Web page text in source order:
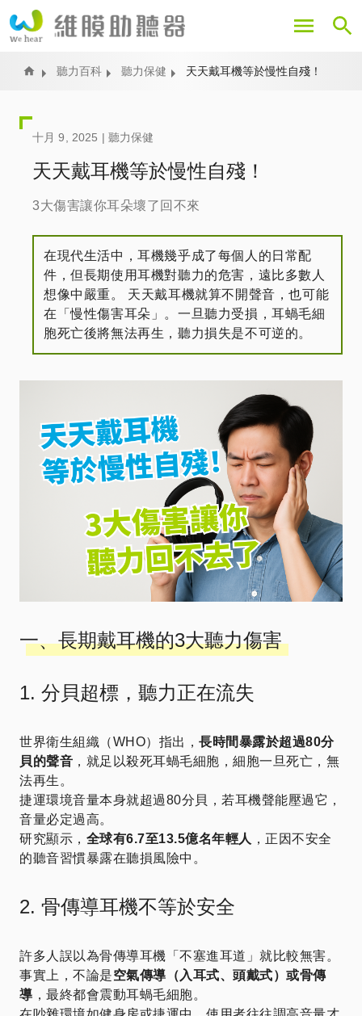
至
內
Home 聽力百科 聽力保健 天天戴耳機等於慢性自殘！
十月 9, 2025 | 聽力保健
天天戴耳機等於慢性自殘！
3大傷害讓你耳朵壞了回不來
在現代生活中，耳機幾乎成了每個人的日常配
件，但長期使用耳機對聽力的危害，遠比多數人
想像中嚴重。 天天戴耳機就算不開聲音，也可能
在「慢性傷害耳朵」。一旦聽力受損，耳蝸毛細
胞死亡後將無法再生，聽力損失是不可逆的。
一、長期戴耳機的3大聽力傷害
1. 分貝超標，聽力正在流失
世界衛生組織（WHO）指出， 長時間暴露於超過80分
貝的聲音 ，就足以殺死耳蝸毛細胞，細胞一旦死亡，無
法再生。
捷運環境音量本身就超過80分貝，若耳機聲能壓過它，
音量必定過高。
研究顯示， 全球有6.7至13.5億名年輕人 ，正因不安全
的聽音習慣暴露在聽損風險中。
2. 骨傳導耳機不等於安全
許多人誤以為骨傳導耳機「不塞進耳道」就比較無害。
事實上，不論是空氣傳導（入耳式、頭戴式） 或骨傳
導 ，最終都會震動耳蝸毛細胞。